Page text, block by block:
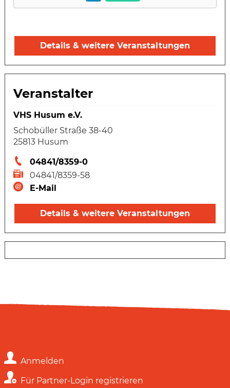
Details & weitere Veranstaltungen
Veranstalter
VHS Husum e.V.
Schobüller Straße 38-40
25813 Husum
04841/8359-0
04841/8359-58
E-Mail
Details & weitere Veranstaltungen
Anmelden
Für Partner-Login registrieren